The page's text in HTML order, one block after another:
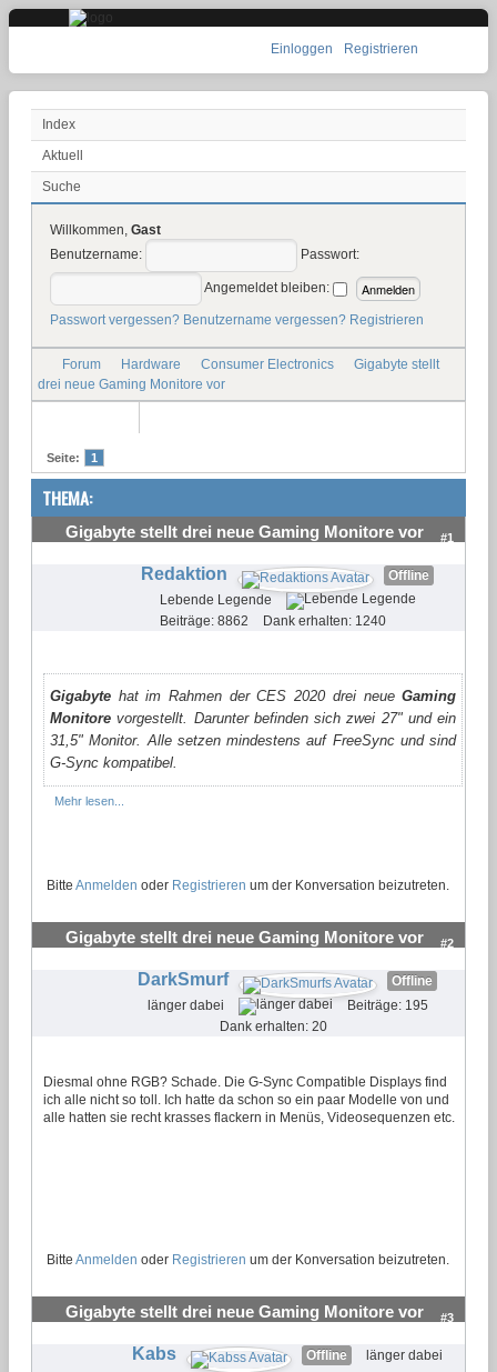
Einloggen Registrieren
Index
Aktuell
Suche
Willkommen, Gast
Benutzername:
Passwort:
Angemeldet bleiben:
Passwort vergessen? Benutzername vergessen? Registrieren
Forum Hardware Consumer Electronics
Gigabyte stellt
drei neue Gaming Monitore vor
Seite: 1
THEMA:
Gigabyte stellt drei neue Gaming Monitore vor #1
Redaktion
Offline
Lebende Legende
Beiträge: 8862
Dank erhalten: 1240
Gigabyte hat im Rahmen der CES 2020 drei neueGaming
Monitore vorgestellt. Darunter befinden sich zwei 27" und ein
31,5" Monitor. Alle setzen mindestens auf FreeSync und sind
G-Sync kompatibel.
Mehr lesen...
Bitte Anmelden oder Registrieren um der Konversation beizutreten.
Gigabyte stellt drei neue Gaming Monitore vor #2
DarkSmurf
Offline
länger dabei
Beiträge: 195
Dank erhalten: 20
Diesmal ohne RGB? Schade. Die G-Sync Compatible Displays find
ich alle nicht so toll. Ich hatte da schon so ein paar Modelle von und
alle hatten sie recht krasses flackern in Menüs, Videosequenzen etc.
Bitte Anmelden oder Registrieren um der Konversation beizutreten.
Gigabyte stellt drei neue Gaming Monitore vor #3
Kabs Offline
länger dabei